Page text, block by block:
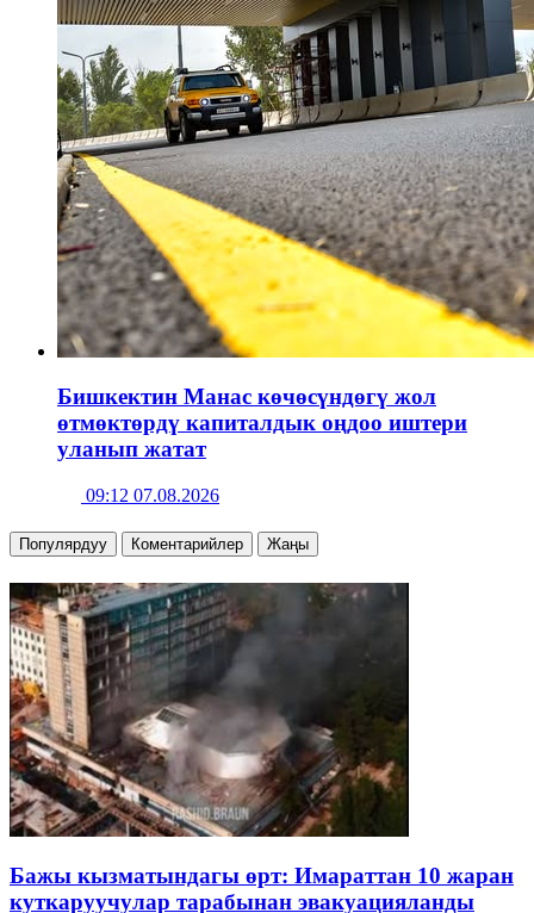
Бишкектин Манас көчөсүндөгү жол
өтмөктөрдү капиталдык оңдоо иштери
уланып жатат
09:12 07.08.2026
Популярдуу Коментарийлер Жаңы
Бажы кызматындагы өрт: Имараттан 10 жаран
куткаруучулар тарабынан эвакуацияланды